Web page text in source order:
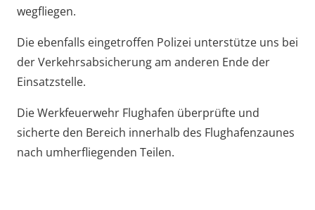
wegfliegen.
Die ebenfalls eingetroffen Polizei unterstütze uns bei
der Verkehrsabsicherung am anderen Ende der
Einsatzstelle.
Die Werkfeuerwehr Flughafen überprüfte und
sicherte den Bereich innerhalb des Flughafenzaunes
nach umherfliegenden Teilen.